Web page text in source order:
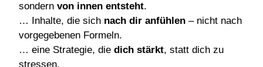
sondernvon innen entsteht.
… Inhalte, die sich nach dir anfühlen – nicht nach
vorgegebenen Formeln.
… eine Strategie, diedich stärkt, statt dich zu
stressen.